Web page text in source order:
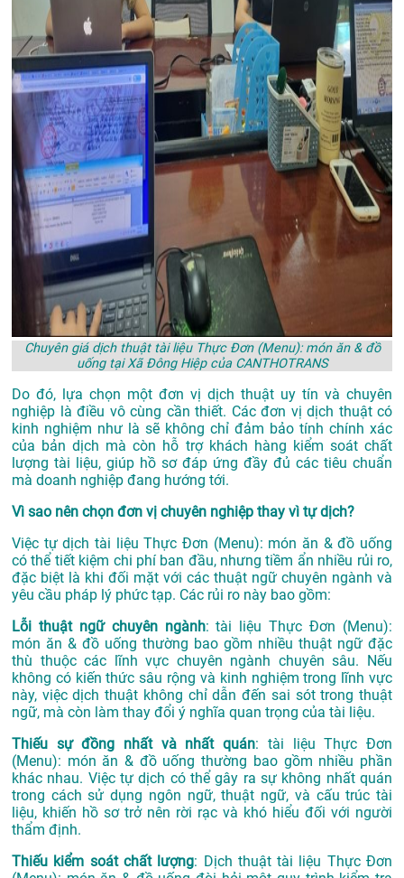
Chuyên giá dịch thuật tài liệu Thực Đơn (Menu): món ăn & đồ
uống tại Xã Đông Hiệp của CANTHOTRANS
Do đó, lựa chọn một đơn vị dịch thuật uy tín và chuyên
nghiệp là điều vô cùng cần thiết. Các đơn vị dịch thuật có
kinh nghiệm như là sẽ không chỉ đảm bảo tính chính xác
của bản dịch mà còn hỗ trợ khách hàng kiểm soát chất
lượng tài liệu, giúp hồ sơ đáp ứng đầy đủ các tiêu chuẩn
mà doanh nghiệp đang hướng tới.
Vì sao nên chọn đơn vị chuyên nghiệp thay vì tự dịch?
Việc tự dịch tài liệu Thực Đơn (Menu): món ăn & đồ uống
có thể tiết kiệm chi phí ban đầu, nhưng tiềm ẩn nhiều rủi ro,
đặc biệt là khi đối mặt với các thuật ngữ chuyên ngành và
yêu cầu pháp lý phức tạp. Các rủi ro này bao gồm:
Lỗi thuật ngữ chuyên ngành: tài liệu Thực Đơn (Menu):
món ăn & đồ uống thường bao gồm nhiều thuật ngữ đặc
thù thuộc các lĩnh vực chuyên ngành chuyên sâu. Nếu
không có kiến thức sâu rộng và kinh nghiệm trong lĩnh vực
này, việc dịch thuật không chỉ dẫn đến sai sót trong thuật
ngữ, mà còn làm thay đổi ý nghĩa quan trọng của tài liệu.
Thiếu sự đồng nhất và nhất quán: tài liệu Thực Đơn
(Menu): món ăn & đồ uống thường bao gồm nhiều phần
khác nhau. Việc tự dịch có thể gây ra sự không nhất quán
trong cách sử dụng ngôn ngữ, thuật ngữ, và cấu trúc tài
liệu, khiến hồ sơ trở nên rời rạc và khó hiểu đối với người
thẩm định.
Thiếu kiểm soát chất lượng: Dịch thuật tài liệu Thực Đơn